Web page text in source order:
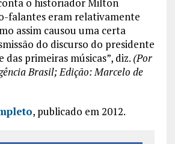
falantes eram relativamente
assim causou uma certa
do discurso do presidente
das primeiras músicas”, diz. (Por
Brasil; Edição: Marcelo de
, publicado em 2012.